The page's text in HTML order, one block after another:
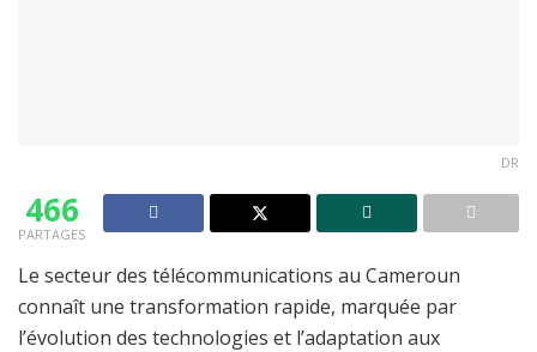
DR
466
PARTAGES
Le secteur des télécommunications au Cameroun
connaît une transformation rapide, marquée par
l’évolution des technologies et l’adaptation aux